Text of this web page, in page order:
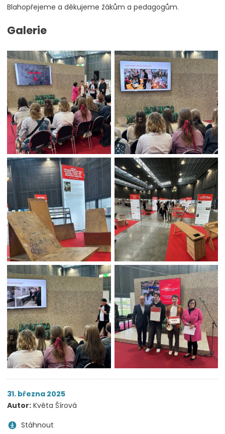
Blahopřejeme a děkujeme žákům a pedagogům.
Galerie
31. března 2025
Autor: Květa Šírová
Stáhnout